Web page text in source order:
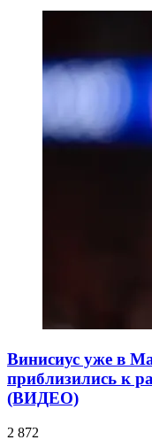
Винисиус уже в
приблизились к
(ВИДЕО)
2 872